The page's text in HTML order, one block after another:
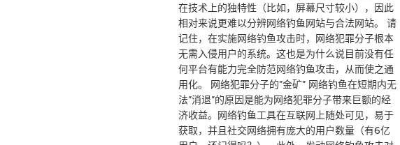
在技术上的独特性（比如，屏幕尺寸较小），因此
相对来说更难以分辨网络钓鱼网站与合法网站。 请
记住，在实施网络钓鱼攻击时，网络犯罪分子根本
无需入侵用户的系统。这也是为什么说目前没有任
何平台有能力完全防范网络钓鱼攻击，从而使之通
用化。 网络犯罪分子的”金矿” 网络钓鱼在短期内无
法”消退”的原因是能为网络犯罪分子带来巨额的经
济收益。网络钓鱼工具在互联网上随处可见，易于
获取，并且社交网络拥有庞大的用户数量（有6亿